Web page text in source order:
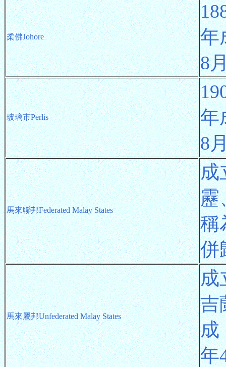
柔佛Johore
年
8
玻璃市Perlis
年
8
馬來聯邦Federated Malay States
成
靂
稱
併
馬來屬邦Unfederated Malay States
成
吉
成
年